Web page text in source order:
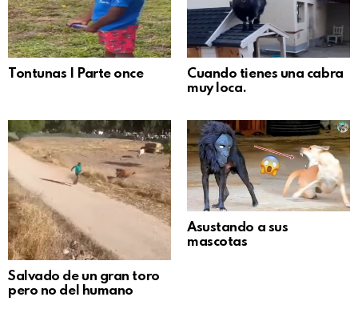
Tontunas | Parte once
Cuando tienes una cabra
muy loca.
Salvado de un gran toro
pero no del humano
Asustando a sus
mascotas